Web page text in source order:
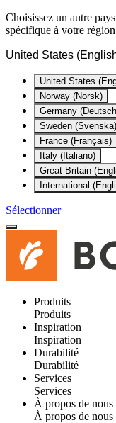
Choisissez un autre
spécifique à votre
United States
United States
Norway (Norsk)
Germany
Sweden (Svenska)
France (Français)
Italy (Italiano)
Great Britain
International
Sélectionner
Produits
Produits
Inspiration
Inspiration
Durabilité
Durabilité
Services
Services
À propos de nous
À propos de nous